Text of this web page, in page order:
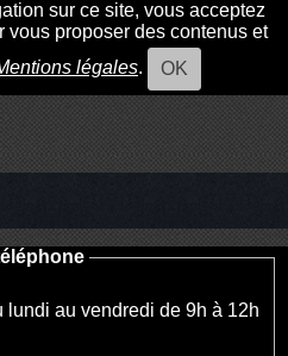
sur ce site, vous acceptez
vous proposer des contenus et
légales. OK
lundi au vendredi de 9h à 12h